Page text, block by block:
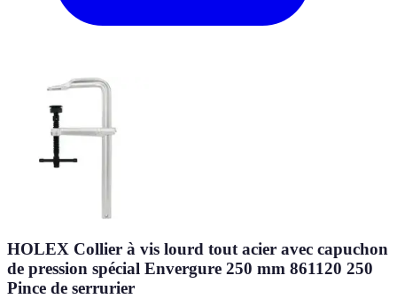
HOLEX Collier à vis lourd tout acier avec capuchon
de pression spécial Envergure 250 mm 861120 250
Pince de serrurier